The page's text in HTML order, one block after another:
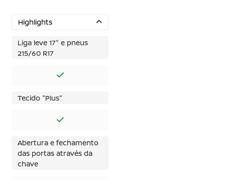
Highlights
Liga leve 17" e pneus
215/60 R17
Tecido "Plus"
Abertura e fechamento
das portas através da
chave